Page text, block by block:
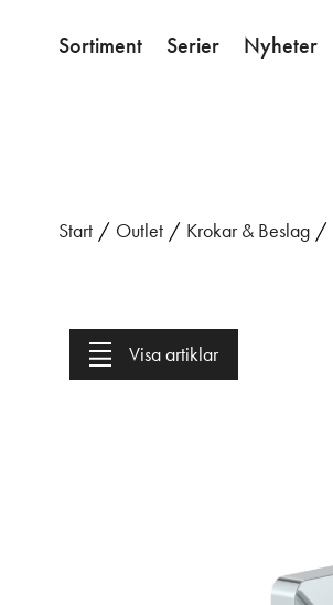
Sortiment Serier Nyheter
Start / Outlet / Krokar & Beslag /
Visa artiklar